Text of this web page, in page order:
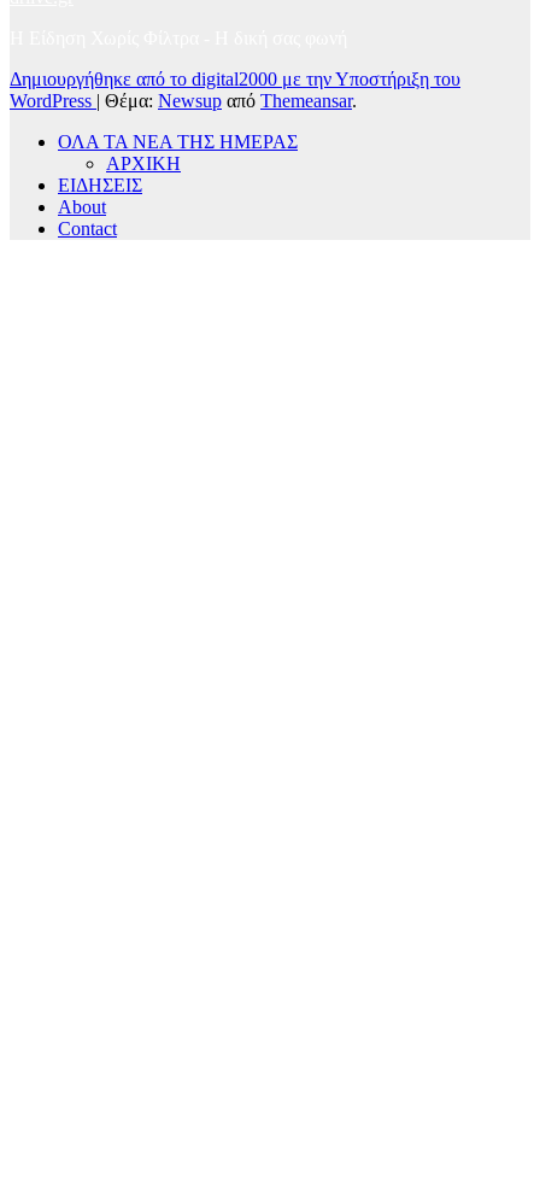
Δημιουργήθηκε από το digital2000 με την Υποστήριξη του
WordPress | Θέμα: Newsup από Themeansar.
ΟΛΑ ΤΑ ΝΕΑ ΤΗΣ ΗΜΕΡΑΣ
ΑΡΧΙΚΗ
ΕΙΔΗΣΕΙΣ
About
Contact